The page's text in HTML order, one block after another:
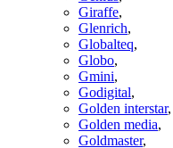
Giraffe,
Glenrich,
Globalteq,
Globo,
Gmini,
Godigital,
Golden interstar,
Golden media,
Goldmaster,